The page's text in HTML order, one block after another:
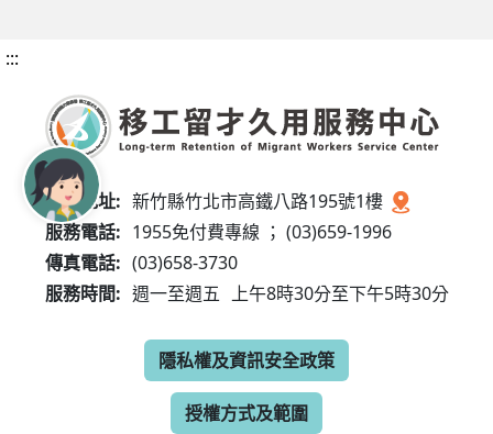
:::
服務地址: 新竹縣竹北市高鐵八路195號1樓
服務電話: 1955免付費專線 ； (03)659-1996
傳真電話: (03)658-3730
服務時間: 週一至週五 上午8時30分至下午5時30分
隱私權及資訊安全政策
授權方式及範圍